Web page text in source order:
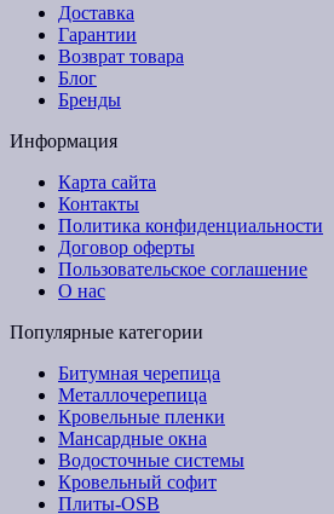
Доставка
Гарантии
Возврат товара
Блог
Бренды
Информация
Карта сайта
Контакты
Политика конфиденциальности
Договор оферты
Пользовательское соглашение
О нас
Популярные категории
Битумная черепица
Металлочерепица
Кровельные пленки
Мансардные окна
Водосточные системы
Кровельный софит
Плиты-OSB